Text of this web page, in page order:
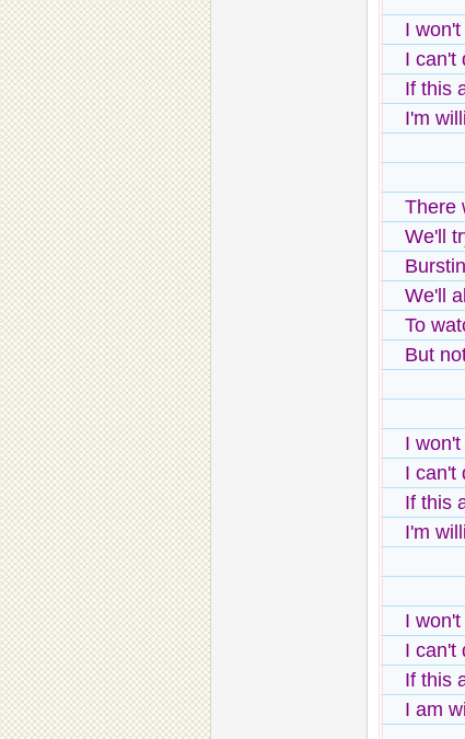
I
I can't
If this
I'm
There
We'll
We'll
To
But
I
I can't
If this
I'm
I
I can't
If this
I am